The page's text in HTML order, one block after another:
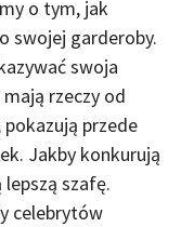
o tym, jak
swojej garderoby.
swoja
rzeczy od
przede
Jakby konkurują
szafę.
celebrytów